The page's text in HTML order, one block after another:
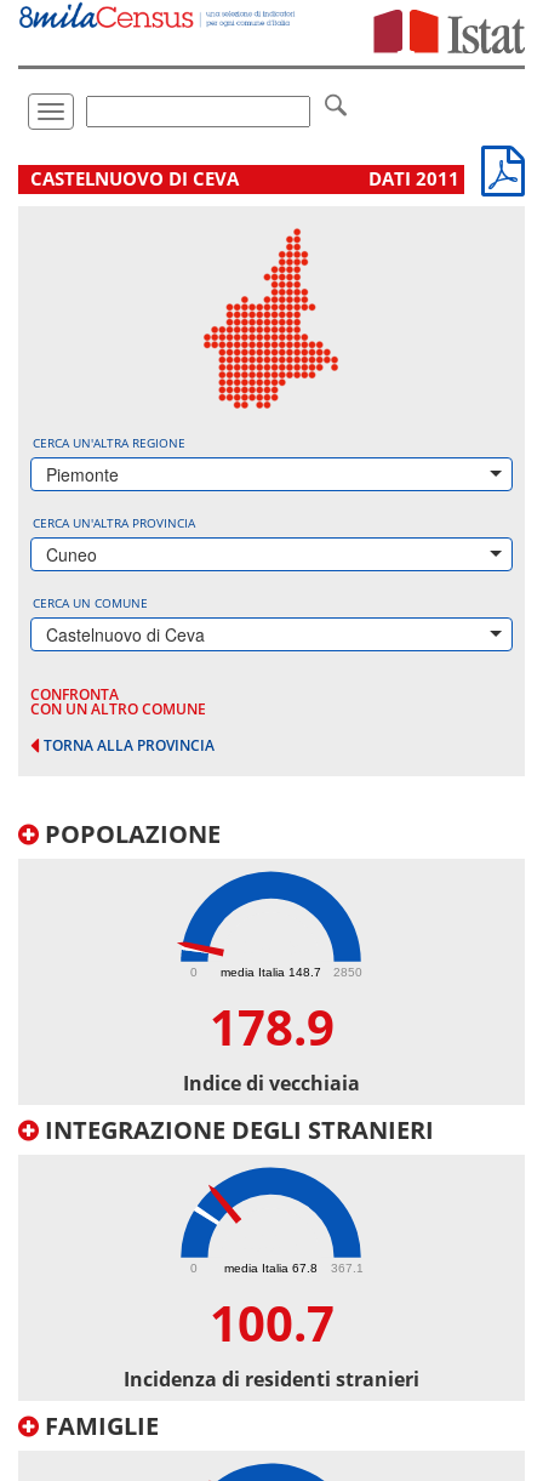
Vai
direttamente
Toggle
navigation
.
CASTELNUOVO DI CEVA DATI 2011
CERCA UN'ALTRA REGIONE
Piemonte
CERCA UN'ALTRA PROVINCIA
Cuneo
CERCA UN COMUNE
Castelnuovo di Ceva
CONFRONTA
CON UN ALTRO COMUNE
TORNA ALLA PROVINCIA
POPOLAZIONE
media Italia 148.7
0 2850
178.9
Indice di vecchiaia
INTEGRAZIONE DEGLI STRANIERI
media Italia 67.8
0 367.1
100.7
Incidenza di residenti stranieri
FAMIGLIE